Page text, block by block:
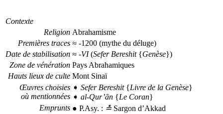
Contexte
Religion Abrahamisme
Premières traces ≈ -1200 (mythe du déluge)
Date de stabilisation ≈ -VI(Sefer Bereshit{Genèse})
Zone de vénération Pays Abrahamiques
Hauts lieux de culte Mont Sinaï
Œuvres choisies
où mentionnées
➧ Sefer Bereshit{Livre de la Genèse}
➧ al-Qur’ān {Le Coran}
Emprunts ● P.Asy. : ≛Sargon d’Akkad